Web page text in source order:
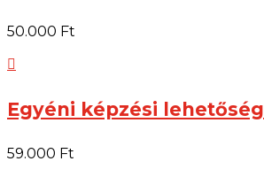
50.000 Ft

Egyéni képzési lehetőség
59.000 Ft